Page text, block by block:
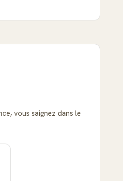
vous saignez dans le